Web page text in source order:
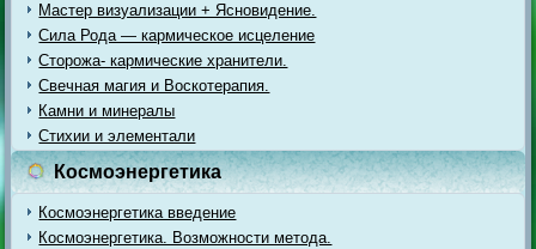
Мастер визуализации + Ясновидение.
Сила Рода — кармическое исцеление
Сторожа- кармические хранители.
Свечная магия и Воскотерапия.
Камни и минералы
Стихии и элементали
Космоэнергетика
Космоэнергетика введение
Космоэнергетика. Возможности метода.